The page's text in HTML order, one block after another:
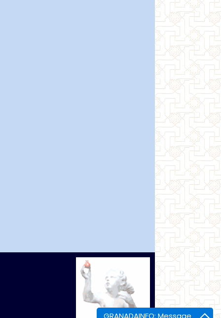
GRANADAINFO: Message